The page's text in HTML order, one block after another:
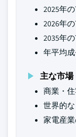
2025年
2026年
2035年
年平均
主な市
商業・
世界的
家電産